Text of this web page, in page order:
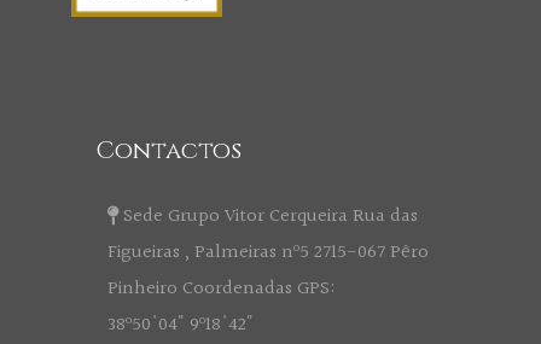
Contactos
Sede Grupo Vitor Cerqueira Rua das
Figueiras , Palmeiras nº5 2715-067 Pêro
Pinheiro Coordenadas GPS:
38º50'04" 9º18'42"